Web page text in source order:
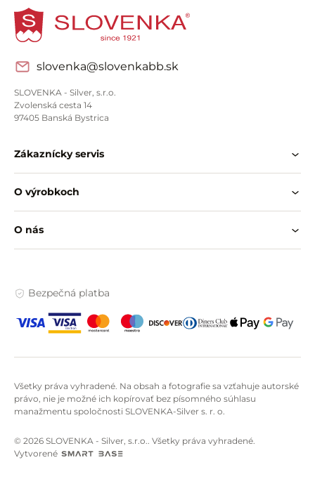
slovenka@slovenkabb.sk
SLOVENKA - Silver, s.r.o.
Zvolenská cesta 14
97405 Banská Bystrica
Zákaznícky servis
O výrobkoch
O nás
Bezpečná platba
Všetky práva vyhradené. Na obsah a fotografie sa vzťahuje autorské
právo, nie je možné ich kopírovať bez písomného súhlasu
manažmentu spoločnosti SLOVENKA-Silver s. r. o.
© 2026 SLOVENKA - Silver, s.r.o.. Všetky práva vyhradené.
Vytvorené